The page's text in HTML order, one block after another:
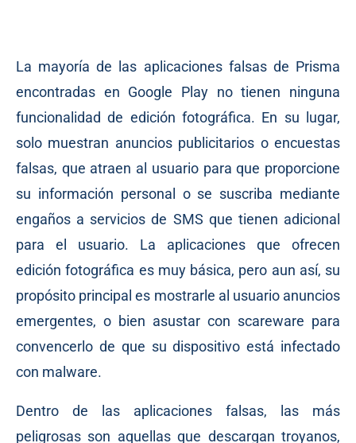
La mayoría de las aplicaciones falsas de Prisma
encontradas en Google Play no tienen ninguna
funcionalidad de edición fotográfica. En su lugar,
solo muestran anuncios publicitarios o encuestas
falsas, que atraen al usuario para que proporcione
su información personal o se suscriba mediante
engaños a servicios de SMS que tienen adicional
para el usuario. La aplicaciones que ofrecen
edición fotográfica es muy básica, pero aun así, su
propósito principal es mostrarle al usuario anuncios
emergentes, o bien asustar con scareware para
convencerlo de que su dispositivo está infectado
con malware.
Dentro de las aplicaciones falsas, las más
peligrosas son aquellas que descargan troyanos,